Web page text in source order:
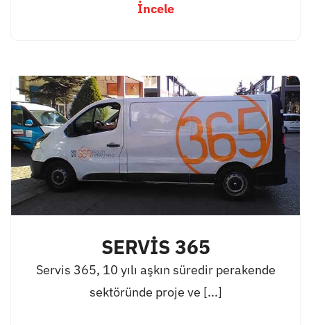
İncele
SERVİS 365
Servis 365, 10 yılı aşkın süredir perakende
sektöründe proje ve [...]